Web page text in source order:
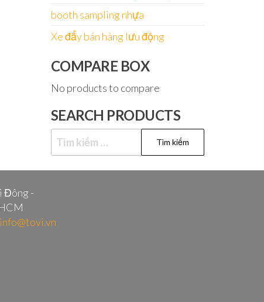
booth sampling nhựa
Xe đẩy bán hàng lưu động
COMPARE BOX
No products to compare
SEARCH PRODUCTS
Tìm
kiếm
cho:
Đông -
info@tovi.vn